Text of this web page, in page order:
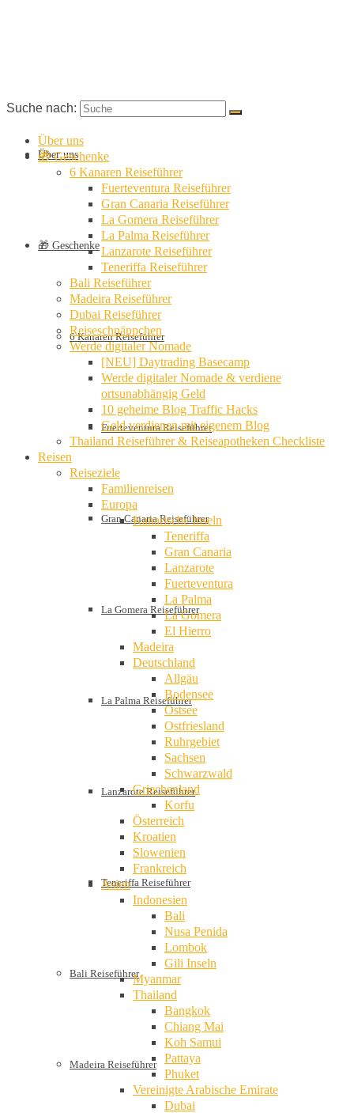
Über uns
🎁 Geschenke
6 Kanaren Reiseführer
Fuerteventura Reiseführer
Gran Canaria Reiseführer
La Gomera Reiseführer
La Palma Reiseführer
Lanzarote Reiseführer
Teneriffa Reiseführer
Bali Reiseführer
Madeira Reiseführer
Suche nach:
Über uns
🎁 Geschenke
6 Kanaren Reiseführer
Fuerteventura Reiseführer
Gran Canaria Reiseführer
La Gomera Reiseführer
La Palma Reiseführer
Lanzarote Reiseführer
Teneriffa Reiseführer
Bali Reiseführer
Madeira Reiseführer
Dubai Reiseführer
Reiseschnäppchen
Werde digitaler Nomade
[NEU] Daytrading Basecamp
Werde digitaler Nomade & verdiene
ortsunabhängig Geld
10 geheime Blog Traffic Hacks
Geld verdienen mit eigenem Blog
Thailand Reiseführer & Reiseapotheken Checkliste
Reisen
Reiseziele
Familienreisen
Europa
Kanarische Inseln
Teneriffa
Gran Canaria
Lanzarote
Fuerteventura
La Palma
La Gomera
El Hierro
Madeira
Deutschland
Allgäu
Bodensee
Ostsee
Ostfriesland
Ruhrgebiet
Sachsen
Schwarzwald
Griechenland
Korfu
Österreich
Kroatien
Slowenien
Frankreich
Asien
Indonesien
Bali
Nusa Penida
Lombok
Gili Inseln
Myanmar
Thailand
Bangkok
Chiang Mai
Koh Samui
Pattaya
Phuket
Vereinigte Arabische Emirate
Dubai